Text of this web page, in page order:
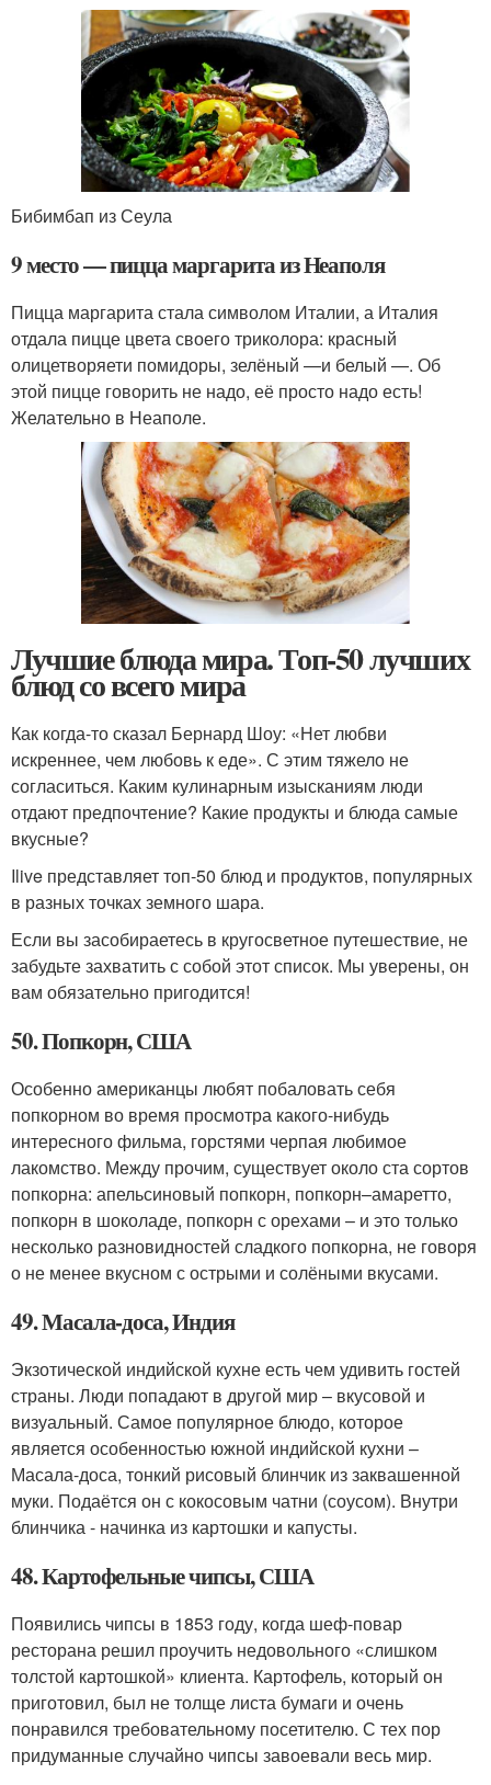
Бибимбап из Сеула
9 место — пицца маргарита из Неаполя
Пицца маргарита стала символом Италии, а Италия
отдала пицце цвета своего триколора: красный
олицетворяети помидоры, зелёный —и белый —. Об
этой пицце говорить не надо, её просто надо есть!
Желательно в Неаполе.
Лучшие блюда мира. Топ-50 лучших
блюд со всего мира
Как когда-то сказал Бернард Шоу: «Нет любви
искреннее, чем любовь к еде». С этим тяжело не
согласиться. Каким кулинарным изысканиям люди
отдают предпочтение? Какие продукты и блюда самые
вкусные?
Ilive представляет топ-50 блюд и продуктов, популярных
в разных точках земного шара.
Если вы засобираетесь в кругосветное путешествие, не
забудьте захватить с собой этот список. Мы уверены, он
вам обязательно пригодится!
50. Попкорн, США
Особенно американцы любят побаловать себя
попкорном во время просмотра какого-нибудь
интересного фильма, горстями черпая любимое
лакомство. Между прочим, существует около ста сортов
попкорна: апельсиновый попкорн, попкорн–амаретто,
попкорн в шоколаде, попкорн с орехами – и это только
несколько разновидностей сладкого попкорна, не говоря
о не менее вкусном с острыми и солёными вкусами.
49. Масала-доса, Индия
Экзотической индийской кухне есть чем удивить гостей
страны. Люди попадают в другой мир – вкусовой и
визуальный. Самое популярное блюдо, которое
является особенностью южной индийской кухни –
Масала-доса, тонкий рисовый блинчик из заквашенной
муки. Подаётся он с кокосовым чатни (соусом). Внутри
блинчика - начинка из картошки и капусты.
48. Картофельные чипсы, США
Появились чипсы в 1853 году, когда шеф-повар
ресторана решил проучить недовольного «слишком
толстой картошкой» клиента. Картофель, который он
приготовил, был не толще листа бумаги и очень
понравился требовательному посетителю. С тех пор
придуманные случайно чипсы завоевали весь мир.